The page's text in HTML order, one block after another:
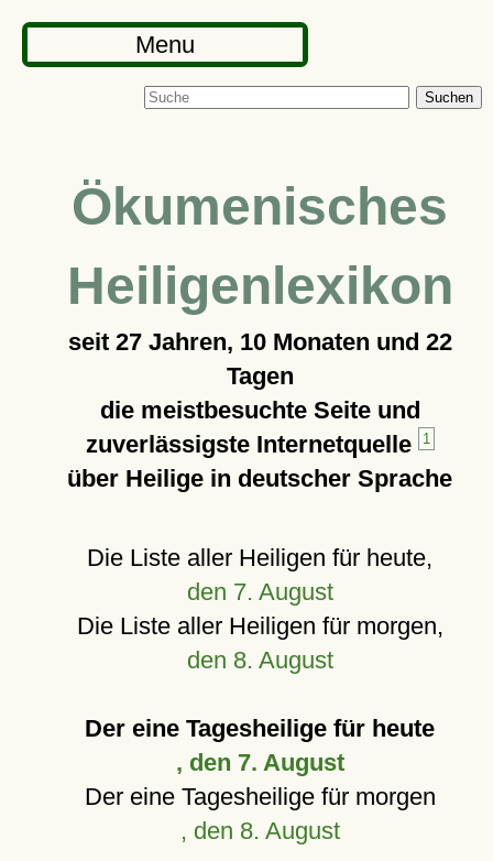
Menu
Suchen
Ökumenisches
Heiligenlexikon
seit 27 Jahren, 10 Monaten und 22
Tagen
die meistbesuchte Seite und
zuverlässigste Internetquelle
1
über Heilige in deutscher Sprache
Die Liste aller Heiligen für heute,
den 7. August
Die Liste aller Heiligen für morgen,
den 8. August
Der eine Tagesheilige für heute
, den 7. August
Der eine Tagesheilige für morgen
, den 8. August